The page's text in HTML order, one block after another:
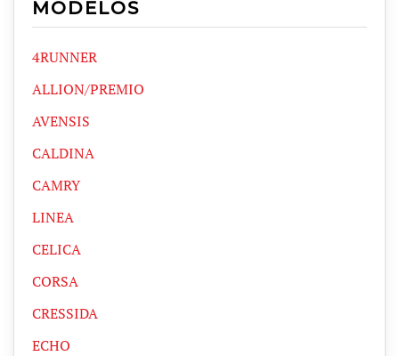
MODELOS
4RUNNER
ALLION/PREMIO
AVENSIS
CALDINA
CAMRY
LINEA
CELICA
CORSA
CRESSIDA
ECHO